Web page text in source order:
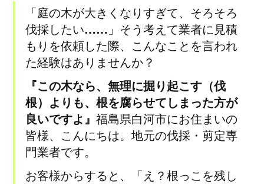
「庭の木が大きくなりすぎて、そろそろ
伐採したい……」そう考えて業者に見積
もりを依頼した際、こんなことを言われ
た経験はありませんか？
『この木なら、無理に掘り起こす（伐
根）よりも、根を腐らせてしまった方が
良いですよ』福島県白河市にお住まいの
皆様、こんにちは。地元の伐採・剪定専
門業者です。
お客様からすると、「え？根っこを残し